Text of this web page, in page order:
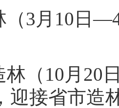
（3月10日
林（10月20
迎接省市造